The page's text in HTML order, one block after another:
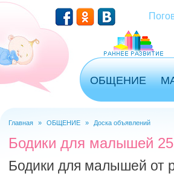
Перейти к основному содержанию
ОБЩЕНИЕ
Главная » ОБЩЕНИЕ » Доска объявлений
Бодики для малышей
Бодики для малышей от